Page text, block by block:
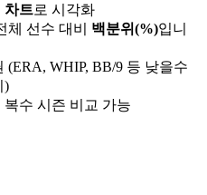
차트로 시각화
체 선수 대비 백분위(%)입니
(ERA, WHIP, BB/9 등 낮을수
)
수 시즌 비교 가능